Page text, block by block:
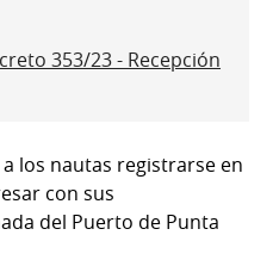
353/23 - Recepción
los nautas registrarse en
con sus
del Puerto de Punta